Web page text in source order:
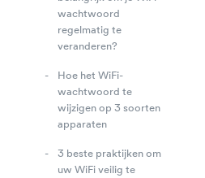
wachtwoord
regelmatig te
veranderen?
Hoe het WiFi-
wachtwoord te
wijzigen op 3 soorten
apparaten
3 beste praktijken om
uw WiFi veilig te